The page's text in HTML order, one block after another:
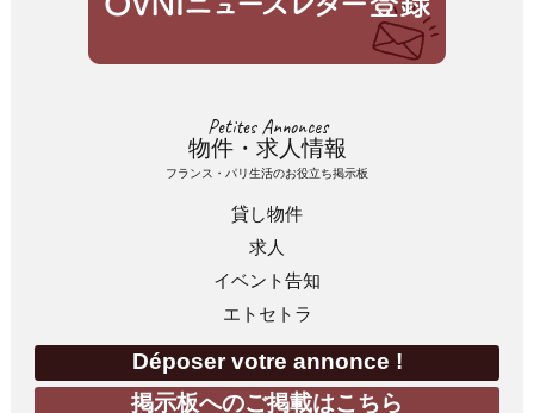
Petites Annonces
物件・求人情報
フランス・パリ生活のお役立ち掲示板
貸し物件
求人
イベント告知
エトセトラ
Déposer votre annonce !
掲示板へのご掲載はこちら